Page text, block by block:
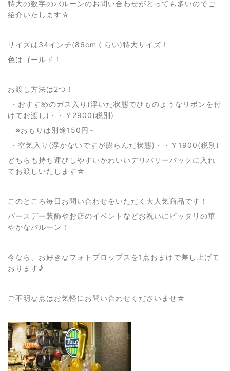
特大の数字のバルーンのお問い合わせがとっても多いのでご
紹介いたします☆
サイズは34インチ(86cmくらい)特大サイズ！
色はゴールド！
お渡し方法は2つ！
・おすすめのガス入り(浮いた状態でひものようなリボンを付
けてお渡し)・・￥2900(税別)
※おもりは別途150円～
・空気入り(浮かないですが膨らんだ状態)・・￥1900(税別)
どちらも持ち運びしやすいかわいいデリバリーバックに入れ
てお渡しいたします☆
このところ毎日お問い合わせをいただく大人気商品です！
バースデー装飾やお店のイベントなどお祝いにピッタリの華
やかなバルーン！
今なら、お好きなフォトプロップスを1点おまけで差し上げて
おります♪
ご不明な点はお気軽にお問い合わせくださいませ☆